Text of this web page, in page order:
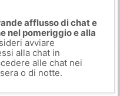
afflusso di chat e
nel pomeriggio e alla
avviare
alla chat in
alle chat nei
o di notte.